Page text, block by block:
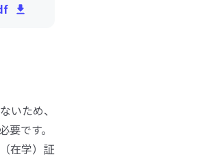
いため、
です。
在学）証